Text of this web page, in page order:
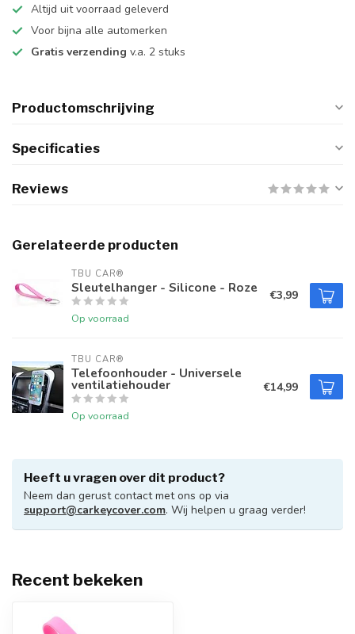
Altijd uit voorraad geleverd
Voor bijna alle automerken
Gratis verzending v.a. 2 stuks
Productomschrijving
Specificaties
Reviews
Gerelateerde producten
TBU CAR®
Sleutelhanger - Silicone - Roze
Op voorraad
€3,99
TBU CAR®
Telefoonhouder - Universele
ventilatiehouder
Op voorraad
€14,99
Heeft u vragen over dit product?
Neem dan gerust contact met ons op via
support@carkeycover.com. Wij helpen u graag verder!
Recent bekeken